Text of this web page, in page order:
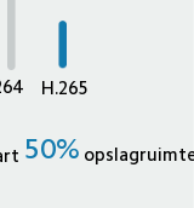
H.265
50%